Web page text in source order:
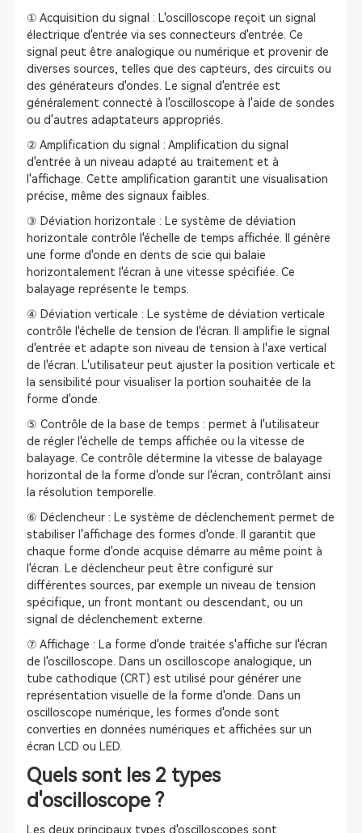
① Acquisition du signal : L'oscilloscope reçoit un signal
électrique d'entrée via ses connecteurs d'entrée. Ce
signal peut être analogique ou numérique et provenir de
diverses sources, telles que des capteurs, des circuits ou
des générateurs d'ondes. Le signal d'entrée est
généralement connecté à l'oscilloscope à l'aide de sondes
ou d'autres adaptateurs appropriés.
② Amplification du signal : Amplification du signal
d'entrée à un niveau adapté au traitement et à
l'affichage. Cette amplification garantit une visualisation
précise, même des signaux faibles.
③ Déviation horizontale : Le système de déviation
horizontale contrôle l'échelle de temps affichée. Il génère
une forme d'onde en dents de scie qui balaie
horizontalement l'écran à une vitesse spécifiée. Ce
balayage représente le temps.
④ Déviation verticale : Le système de déviation verticale
contrôle l'échelle de tension de l'écran. Il amplifie le signal
d'entrée et adapte son niveau de tension à l'axe vertical
de l'écran. L'utilisateur peut ajuster la position verticale et
la sensibilité pour visualiser la portion souhaitée de la
forme d'onde.
⑤ Contrôle de la base de temps : permet à l'utilisateur
de régler l'échelle de temps affichée ou la vitesse de
balayage. Ce contrôle détermine la vitesse de balayage
horizontal de la forme d'onde sur l'écran, contrôlant ainsi
la résolution temporelle.
⑥ Déclencheur : Le système de déclenchement permet de
stabiliser l'affichage des formes d'onde. Il garantit que
chaque forme d'onde acquise démarre au même point à
l'écran. Le déclencheur peut être configuré sur
différentes sources, par exemple un niveau de tension
spécifique, un front montant ou descendant, ou un
signal de déclenchement externe.
⑦ Affichage : La forme d'onde traitée s'affiche sur l'écran
de l'oscilloscope. Dans un oscilloscope analogique, un
tube cathodique (CRT) est utilisé pour générer une
représentation visuelle de la forme d'onde. Dans un
oscilloscope numérique, les formes d'onde sont
converties en données numériques et affichées sur un
écran LCD ou LED.
Quels sont les 2 types
d'oscilloscope ?
Les deux principaux types d'oscilloscopes sont